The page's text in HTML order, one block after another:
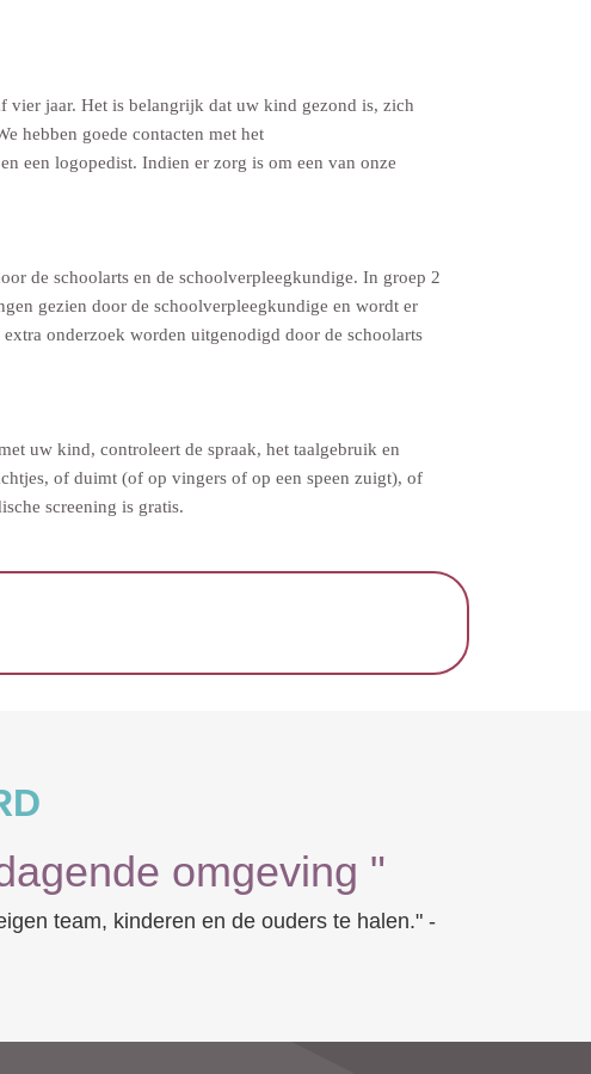
jaar. Het is belangrijk dat uw kind gezond is, zich
hebben goede contacten met het
een logopedist. Indien er zorg is om een van onze
de schoolarts en de schoolverpleegkundige. In groep 2
gezien door de schoolverpleegkundige en wordt er
onderzoek worden uitgenodigd door de schoolarts
uw kind, controleert de spraak, het taalgebruik en
of duimt (of op vingers of op een speen zuigt), of
screening is gratis.
omgeving "
team, kinderen en de ouders te halen." -